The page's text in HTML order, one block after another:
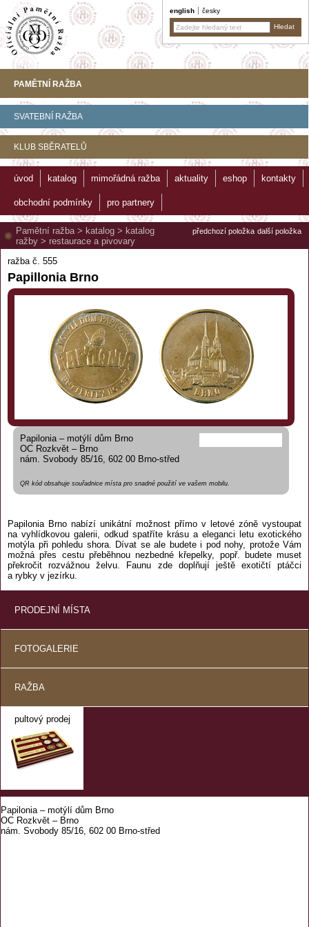
english česky
PAMĚTNÍ RAŽBA
SVATEBNÍ RAŽBA
KLUB SBĚRATELŮ
úvod katalog mimořádná ražba aktuality eshop kontakty
obchodní podmínky pro partnery
předchozí položka další položka
Pamětní ražba> katalog > katalog
ražby > restaurace a pivovary
ražba č. 555
Papillonia Brno
Papilonia – motýlí dům Brno
OC Rozkvět – Brno
nám. Svobody 85/16, 602 00 Brno-střed
QR kód obsahuje souřadnice místa pro snadné použití ve vašem mobilu.
Papilonia Brno nabízí unikátní možnost přímo v letové zóně vystoupat
na vyhlídkovou galerii, odkud spatříte krásu a eleganci letu exotického
motýla při pohledu shora. Dívat se ale budete i pod nohy, protože Vám
možná přes cestu přeběhnou nezbedné křepelky, popř. budete muset
překročit rozvážnou želvu. Faunu zde doplňují ještě exotičtí ptáčci
a rybky v jezírku.
PRODEJNÍ MÍSTA
FOTOGALERIE
RAŽBA
pultový prodej
Papilonia – motýlí dům Brno
OC Rozkvět – Brno
nám. Svobody 85/16, 602 00 Brno-střed